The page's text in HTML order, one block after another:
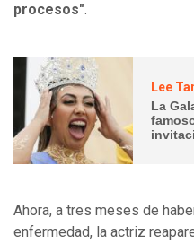
procesos".
Lee
La
Ahora, a tres meses de
enfermedad, la actriz